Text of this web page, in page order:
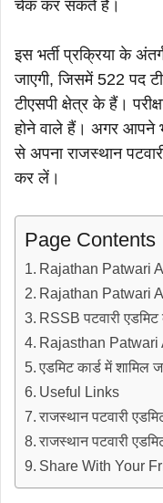
चेक कर सकते हैं।
इस भर्ती प्रक्रिया के
जाएगी, जिसमें 522 पद
टीएसपी क्षेत्र के हैं।
होने वाले हैं। अगर आपने
से अपना राजस्थान
कर लें।
Page Contents
Rajathan Patwari
Rajathan Patwari
RSSB पटवारी
Rajasthan Patwari
एडमिट कार्ड में शामिल
Useful Links
राजस्थान पटवारी
राजस्थान पटवारी
Share With Your